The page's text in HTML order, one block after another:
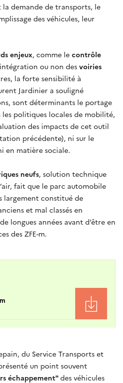
demande de transports, le
des véhicules, leur
enjeux, comme le contrôle
ou non des voiries
la forte sensibilité à
Jardinier a souligné
sont déterminants le portage
politiques locales de mobilité,
des impacts de cet outil
précédente), ni sur le
en matière sociale.
neufs, solution technique
fait que le parc automobile
largement constitué de
et mal classés en
longues années avant d’être en
des ZFE-m.
du Service Transports et
un point souvent
échappement" des véhicules